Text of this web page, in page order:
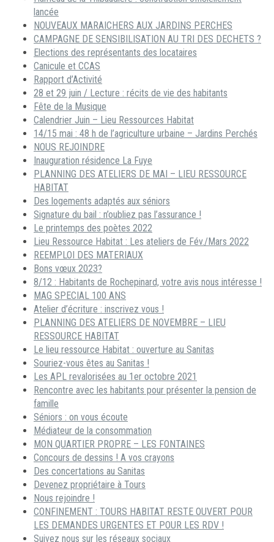
lancée
NOUVEAUX MARAICHERS AUX JARDINS PERCHES
CAMPAGNE DE SENSIBILISATION AU TRI DES DECHETS ?
Elections des représentants des locataires
Canicule et CCAS
Rapport d’Activité
28 et 29 juin / Lecture : récits de vie des habitants
Fête de la Musique
Calendrier Juin – Lieu Ressources Habitat
14/15 mai : 48 h de l’agriculture urbaine – Jardins Perchés
NOUS REJOINDRE
Inauguration résidence La Fuye
PLANNING DES ATELIERS DE MAI – LIEU RESSOURCE
HABITAT
Des logements adaptés aux séniors
Signature du bail : n’oubliez pas l’assurance !
Le printemps des poètes 2022
Lieu Ressource Habitat : Les ateliers de Fév./Mars 2022
REEMPLOI DES MATERIAUX
Bons vœux 2023?
8/12 : Habitants de Rochepinard, votre avis nous intéresse !
MAG SPECIAL 100 ANS
Atelier d’écriture : inscrivez vous !
PLANNING DES ATELIERS DE NOVEMBRE – LIEU
RESSOURCE HABITAT
Le lieu ressource Habitat : ouverture au Sanitas
Souriez-vous êtes au Sanitas !
Les APL revalorisées au 1er octobre 2021
Rencontre avec les habitants pour présenter la pension de
famille
Séniors : on vous écoute
Médiateur de la consommation
MON QUARTIER PROPRE – LES FONTAINES
Concours de dessins ! A vos crayons
Des concertations au Sanitas
Devenez propriétaire à Tours
Nous rejoindre !
CONFINEMENT : TOURS HABITAT RESTE OUVERT POUR
LES DEMANDES URGENTES ET POUR LES RDV !
Suivez nous sur les réseaux sociaux